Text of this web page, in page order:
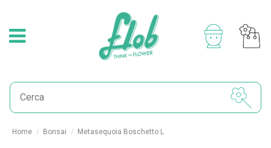
Home Bonsai Metasequoia Boschetto L